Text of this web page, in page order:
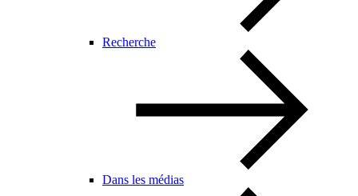
Recherche
Dans les médias